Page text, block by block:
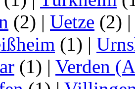
(2) | Uetze (2)
(1) |
(1) | Verden